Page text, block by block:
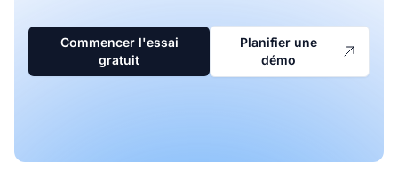
Commencer l'essai
gratuit
Planifier une
démo